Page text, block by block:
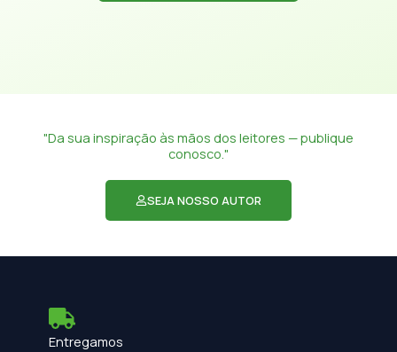
"Da sua inspiração às mãos dos leitores — publique
conosco."
SEJA NOSSO AUTOR
Entregamos